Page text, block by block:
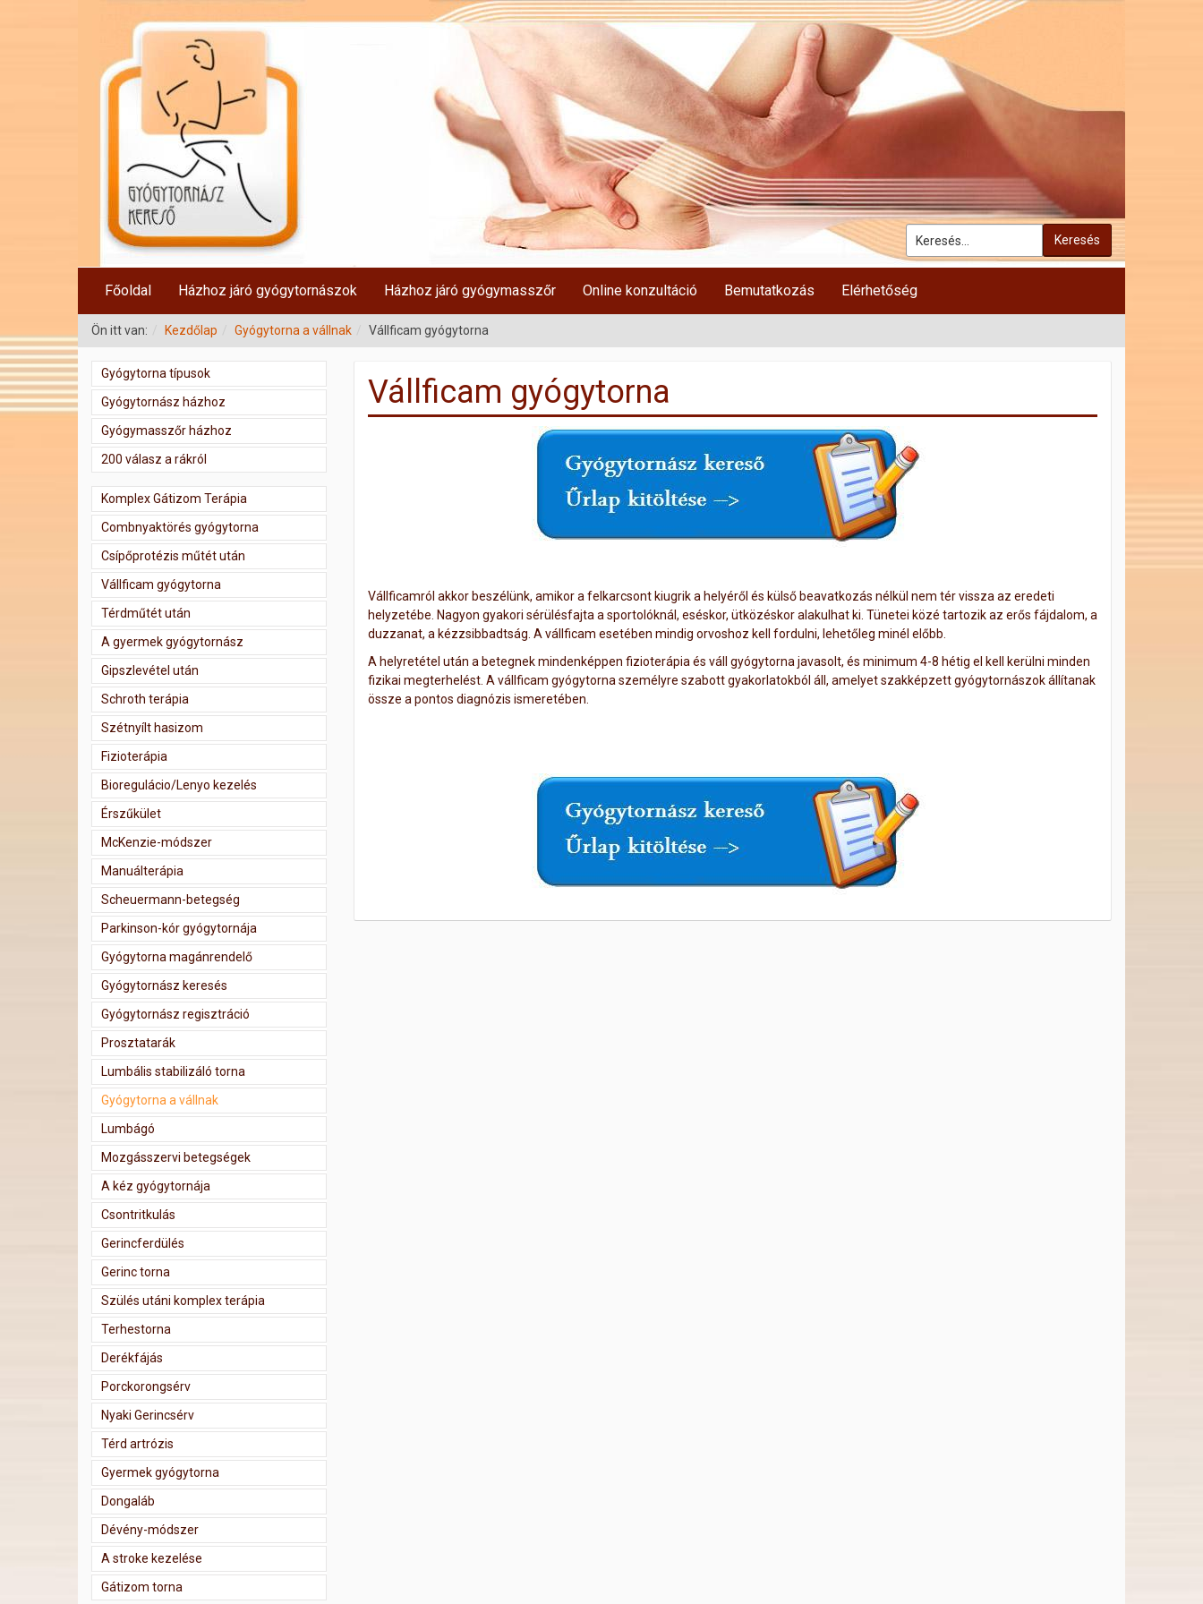
Keresés
Főoldal Házhoz járó gyógytornászok Házhoz járó gyógymasszőr Online konzultáció Bemutatkozás Elérhetőség
Ön itt van: Kezdőlap Gyógytorna a vállnak Vállficam gyógytorna
Vállficam gyógytorna
Vállficamról akkor beszélünk, amikor a felkarcsont kiugrik a helyéről és külső beavatkozás nélkül nem tér vissza az eredeti
helyzetébe. Nagyon gyakori sérülésfajta a sportolóknál, eséskor, ütközéskor alakulhat ki. Tünetei közé tartozik az erős fájdalom, a
duzzanat, a kézzsibbadtság. A vállficam esetében mindig orvoshoz kell fordulni, lehetőleg minél előbb.
A helyretétel után a betegnek mindenképpen fizioterápia és váll gyógytorna javasolt, és minimum 4-8 hétig el kell kerülni minden
fizikai megterhelést. A vállficam gyógytorna személyre szabott gyakorlatokból áll, amelyet szakképzett gyógytornászok állítanak
össze a pontos diagnózis ismeretében.
Gyógytorna típusok
Gyógytornász házhoz
Gyógymasszőr házhoz
200 válasz a rákról
Komplex Gátizom Terápia
Combnyaktörés gyógytorna
Csípőprotézis műtét után
Vállficam gyógytorna
Térdműtét után
A gyermek gyógytornász
Gipszlevétel után
Schroth terápia
Szétnyílt hasizom
Fizioterápia
Bioregulácio/Lenyo kezelés
Érszűkület
McKenzie-módszer
Manuálterápia
Scheuermann-betegség
Parkinson-kór gyógytornája
Gyógytorna magánrendelő
Gyógytornász keresés
Gyógytornász regisztráció
Prosztatarák
Lumbális stabilizáló torna
Gyógytorna a vállnak
Lumbágó
Mozgásszervi betegségek
A kéz gyógytornája
Csontritkulás
Gerincferdülés
Gerinc torna
Szülés utáni komplex terápia
Terhestorna
Derékfájás
Porckorongsérv
Nyaki Gerincsérv
Térd artrózis
Gyermek gyógytorna
Dongaláb
Dévény-módszer
A stroke kezelése
Gátizom torna